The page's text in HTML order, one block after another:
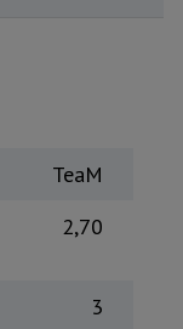
TeaM
2,70
3